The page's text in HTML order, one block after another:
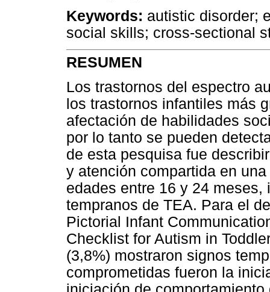
Keywords: autistic disorder;
social skills; cross-sectional
RESUMEN
Los trastornos del espectro
los trastornos infantiles más
afectación de habilidades
por lo tanto se pueden
de esta pesquisa fue
y atención compartida en
edades entre 16 y 24
tempranos de TEA. Para el
Pictorial Infant
Checklist for Autism in
(3,8%) mostraron signos
comprometidas fueron la